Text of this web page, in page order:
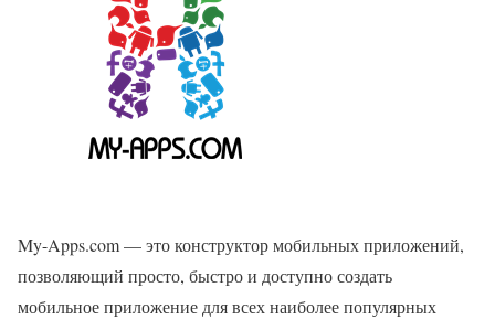
My-Apps.com — это конструктор мобильных приложений,
позволяющий просто, быстро и доступно создать
мобильное приложение для всех наиболее популярных